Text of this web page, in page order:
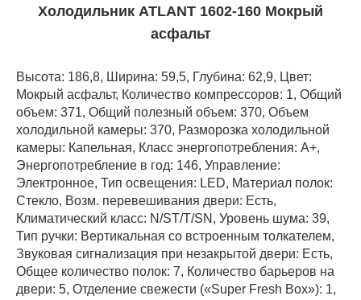
Холодильник ATLANT 1602-160 Мокрый
асфальт
Высота: 186,8, Ширина: 59,5, Глубина: 62,9, Цвет:
Мокрый асфальт, Количество компрессоров: 1, Общий
объем: 371, Общий полезный объем: 370, Объем
холодильной камеры: 370, Разморозка холодильной
камеры: Капельная, Класс энергопотребления: А+,
Энергопотребление в год: 146, Управление:
Электронное, Тип освещения: LED, Материал полок:
Стекло, Возм. перевешивания двери: Есть,
Климатический класс: N/ST/T/SN, Уровень шума: 39,
Тип ручки: Вертикальная со встроенным толкателем,
Звуковая сигнализация при незакрытой двери: Есть,
Общее количество полок: 7, Количество барьеров на
двери: 5, Отделение свежести («Super Fresh Box»): 1,